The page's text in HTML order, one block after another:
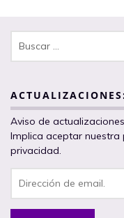
Aviso de
Implica aceptar nuestra
privacidad.
de